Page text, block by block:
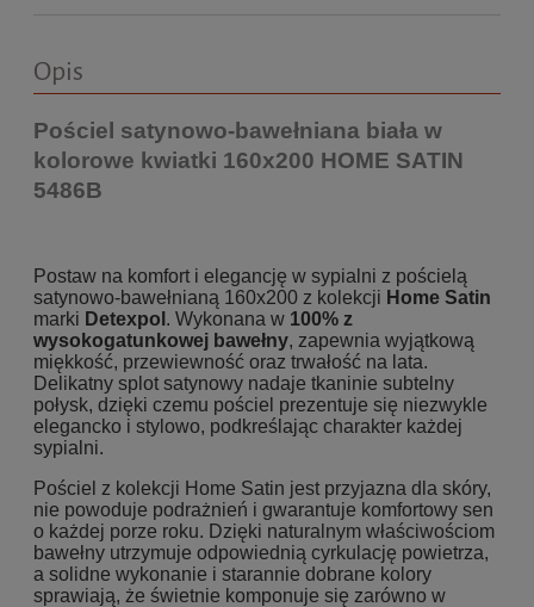
Opis
Pościel satynowo-bawełniana biała w
kolorowe kwiatki 160x200 HOME SATIN
5486B
Postaw na komfort i elegancję w sypialni z pościelą
satynowo-bawełnianą 160x200 z kolekcji Home Satin
marki Detexpol . Wykonana w 100% z
wysokogatunkowej bawełny, zapewnia wyjątkową
miękkość, przewiewność oraz trwałość na lata.
Delikatny splot satynowy nadaje tkaninie subtelny
połysk, dzięki czemu pościel prezentuje się niezwykle
elegancko i stylowo, podkreślając charakter każdej
sypialni.
Pościel z kolekcji Home Satin jest przyjazna dla skóry,
nie powoduje podrażnień i gwarantuje komfortowy sen
o każdej porze roku. Dzięki naturalnym właściwościom
bawełny utrzymuje odpowiednią cyrkulację powietrza,
a solidne wykonanie i starannie dobrane kolory
sprawiają, że świetnie komponuje się zarówno w